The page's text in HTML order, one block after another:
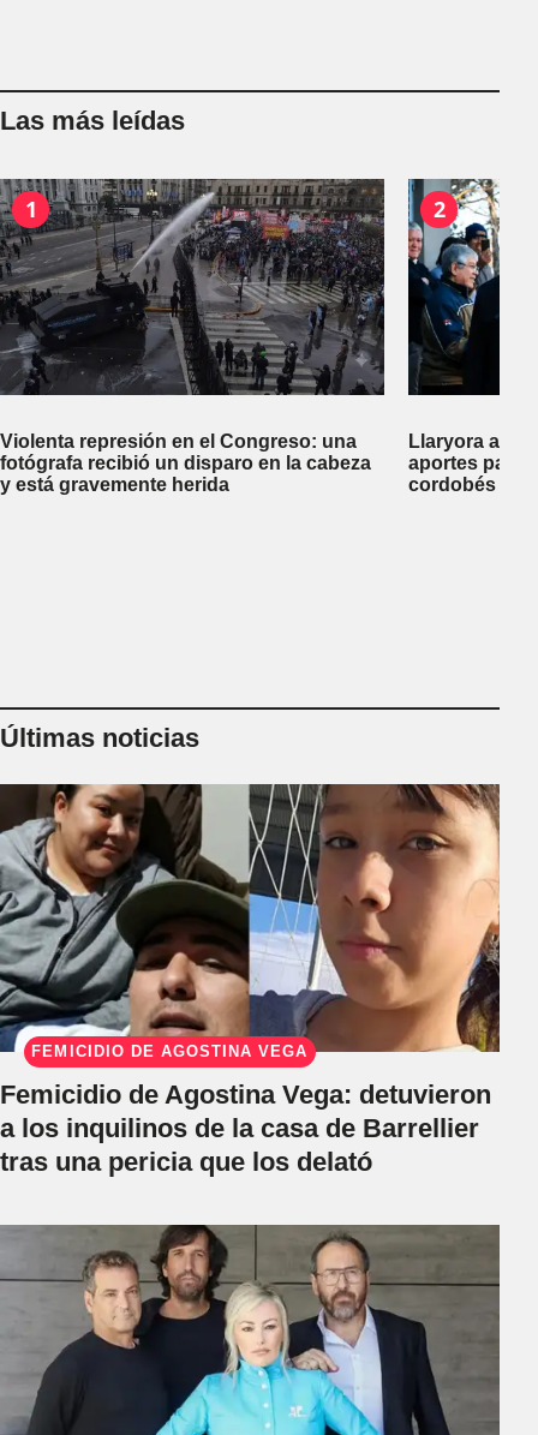
Las más leídas
1
Violenta represión en el Congreso: una
fotógrafa recibió un disparo en la cabeza
y está gravemente herida
2
Llaryora
aportes para
cordobés
Últimas noticias
FEMICIDIO DE AGOSTINA VEGA
Femicidio de Agostina Vega: detuvieron
a los inquilinos de la casa de Barrellier
tras una pericia que los delató